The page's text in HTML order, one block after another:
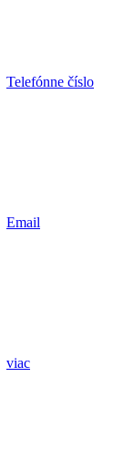
Telefónne číslo
Email
viac